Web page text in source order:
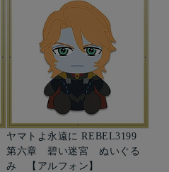
ヤマトよ永遠に REBEL3199
第六章 碧い迷宮 ぬいぐる
み 【アルフォン】